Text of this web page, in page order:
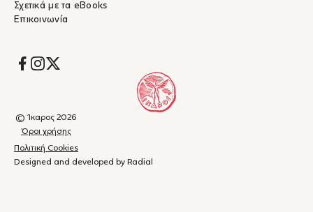
Σχετικά με τα eBooks
Επικοινωνία
Socials
© Ίκαρος 2026
Όροι χρήσης
Πολιτική Cookies
Designed and developed by Radial